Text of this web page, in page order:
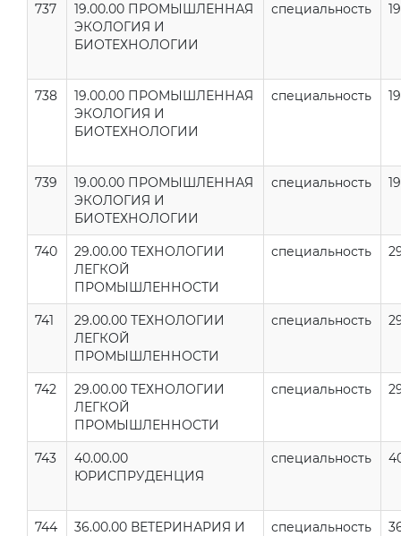
737
19.00.00 ПРОМЫШЛЕННАЯ
ЭКОЛОГИЯ И
БИОТЕХНОЛОГИИ
специальность
738
19.00.00 ПРОМЫШЛЕННАЯ
ЭКОЛОГИЯ И
БИОТЕХНОЛОГИИ
специальность
739
19.00.00 ПРОМЫШЛЕННАЯ
ЭКОЛОГИЯ И
БИОТЕХНОЛОГИИ
специальность
740
29.00.00 ТЕХНОЛОГИИ
ЛЕГКОЙ
ПРОМЫШЛЕННОСТИ
специальность
741
29.00.00 ТЕХНОЛОГИИ
ЛЕГКОЙ
ПРОМЫШЛЕННОСТИ
специальность
742
29.00.00 ТЕХНОЛОГИИ
ЛЕГКОЙ
ПРОМЫШЛЕННОСТИ
специальность
743
40.00.00
ЮРИСПРУДЕНЦИЯ
специальность
744
36.00.00 ВЕТЕРИНАРИЯ И
специальность